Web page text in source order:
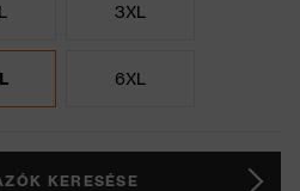
3XL
6XL
KERESÉSE